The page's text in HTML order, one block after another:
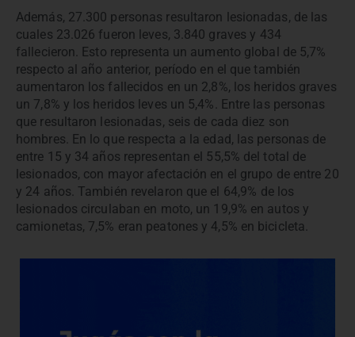
Además, 27.300 personas resultaron lesionadas, de las
cuales 23.026 fueron leves, 3.840 graves y 434
fallecieron. Esto representa un aumento global de 5,7%
respecto al año anterior, período en el que también
aumentaron los fallecidos en un 2,8%, los heridos graves
un 7,8% y los heridos leves un 5,4%. Entre las personas
que resultaron lesionadas, seis de cada diez son
hombres. En lo que respecta a la edad, las personas de
entre 15 y 34 años representan el 55,5% del total de
lesionados, con mayor afectación en el grupo de entre 20
y 24 años. También revelaron que el 64,9% de los
lesionados circulaban en moto, un 19,9% en autos y
camionetas, 7,5% eran peatones y 4,5% en bicicleta.